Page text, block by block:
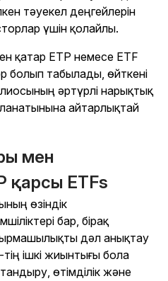
тәуекел деңгейлерін
үшін қолайлы.
қатар ETP немесе ETF
болып табылады, өйткені
әртүрлі нарықтық
айтарлықтай
мен
қарсы ETFs
өзіндік
бар, бірақ
дәл анықтау
ішкі жиынтығы бола
өтімділік және